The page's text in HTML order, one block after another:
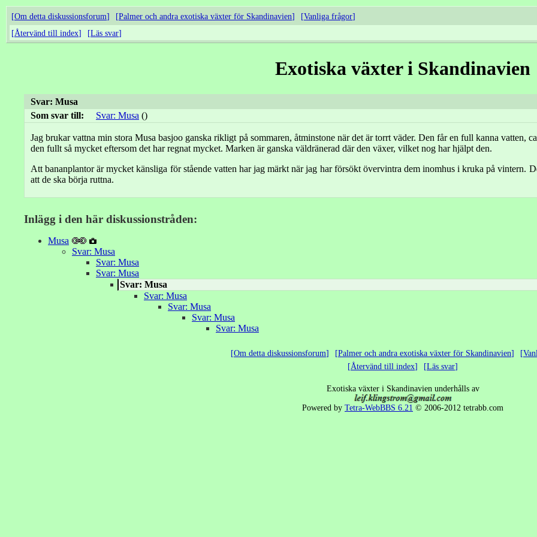
Om detta diskussionsforum Palmer och andra exotiska växter för Skandinavien
Vanliga frågor
Återvänd till index
Läs svar
Exotiska växter i Skandinavien
Svar: Musa
Som svar till:
Svar: Musa ()
Jag brukar vattna min stora Musa basjoo ganska rikligt på sommaren, åtminstone när det är torrt väder. Den får en full kanna vatten,
den fullt så mycket eftersom det har regnat mycket. Marken är ganska väldränerad där den växer, vilket nog har hjälpt den.
Att bananplantor är mycket känsliga för stående vatten har jag märkt när jag har försökt övervintra dem inomhus i kruka på vintern.
att de ska börja ruttna.
Inlägg i den här diskussionstråden:
Musa
Svar: Musa
Svar: Musa
Svar: Musa
Svar: Musa
Svar: Musa
Svar: Musa
Svar: Musa
Svar: Musa
Om detta diskussionsforum Palmer och andra exotiska växter för Skandinavien
Återvänd till index
Läs svar
Exotiska växter i Skandinavien underhålls av
Powered by Tetra-WebBBS 6.21 © 2006-2012 tetrabb.com